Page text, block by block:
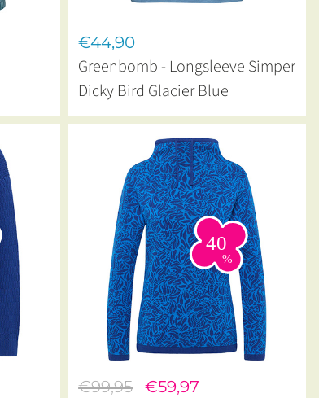
€44,90
Greenbomb - Longsleeve Simper
Dicky Bird Glacier Blue
€99,95 €59,97